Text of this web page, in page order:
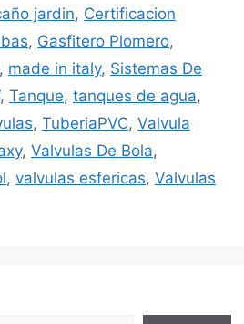
jardin, Certificacion
, Gasfitero Plomero,
, made in italy, Sistemas De
, Tanque, tanques de agua,
, TuberiaPVC, Valvula
, Valvulas De Bola,
, valvulas esfericas, Valvulas